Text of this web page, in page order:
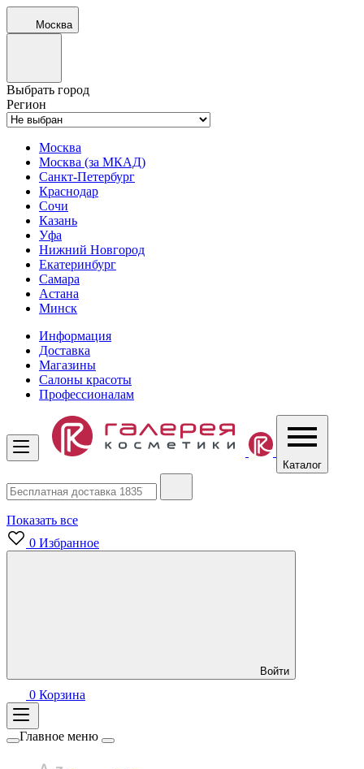
Москва
Выбрать город
Регион
Москва
Москва (за МКАД)
Санкт-Петербург
Краснодар
Сочи
Казань
Уфа
Нижний Новгород
Екатеринбург
Самара
Астана
Минск
Информация
Доставка
Магазины
Салоны красоты
Профессионалам
Каталог
Показать все
0 Избранное
Войти
0 Корзина
Главное меню